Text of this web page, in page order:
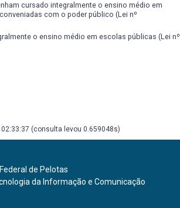
cursado integralmente o ensino médio em
com o poder público (Lei nº
o ensino médio em escolas públicas (Lei nº
(consulta levou 0.659048s)
de Pelotas
da Informação e Comunicação